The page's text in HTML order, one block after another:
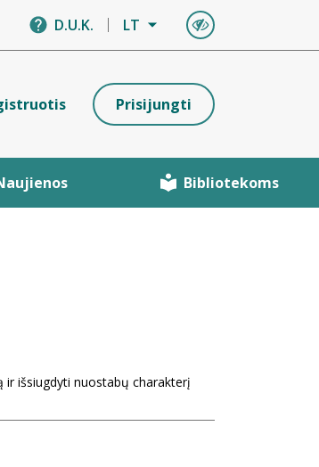
D.U.K. LT
Prisijungti
Bibliotekoms
ir išsiugdyti nuostabų charakterį